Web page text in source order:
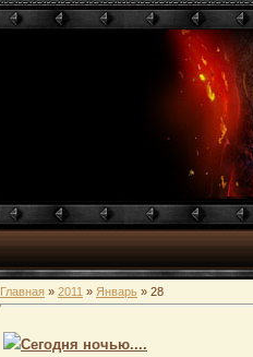
Главная » 2011 » Январь » 28
Сегодня ночью....